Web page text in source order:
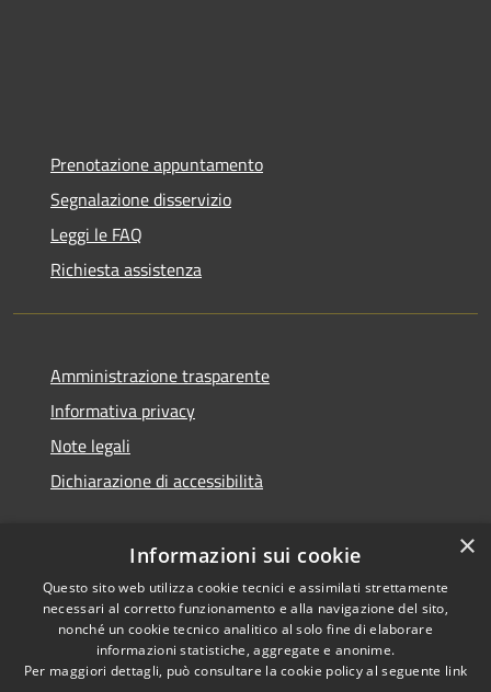
Prenotazione appuntamento
Segnalazione disservizio
Leggi le FAQ
Richiesta assistenza
Amministrazione trasparente
Informativa privacy
Note legali
Dichiarazione di accessibilità
RSS
Copyright © 2026 • Comune di
Ossi • Powered by
×
Informazioni sui cookie
Questo sito web utilizza cookie tecnici e assimilati strettamente
necessari al corretto funzionamento e alla navigazione del sito,
nonché un cookie tecnico analitico al solo fine di elaborare
informazioni statistiche, aggregate e anonime.
Per maggiori dettagli, può consultare la cookie policy al seguente link